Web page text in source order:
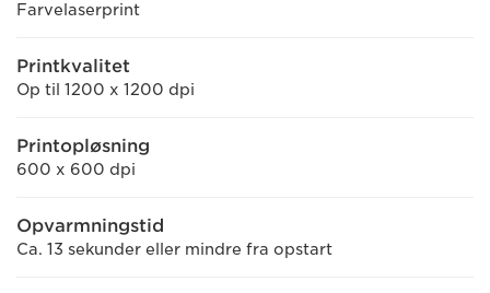
Farvelaserprint
Printkvalitet
Op til 1200 x 1200 dpi
Printopløsning
600 x 600 dpi
Opvarmningstid
Ca. 13 sekunder eller mindre fra opstart